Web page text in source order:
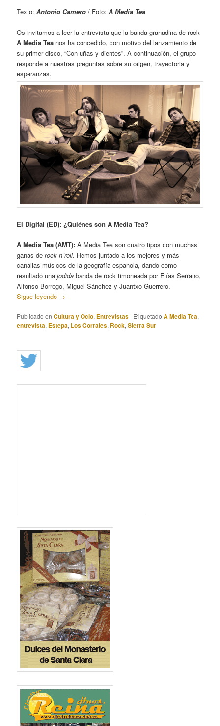
Texto:Antonio Camero / Foto:A Media Tea
Os invitamos a leer la entrevista que la banda granadina de rock
A Media Tea nos ha concedido, con motivo del lanzamiento de
su primer disco, “Con uñas y dientes”. A continuación, el grupo
responde a nuestras preguntas sobre su origen, trayectoria y
esperanzas.
El Digital (ED): ¿Quiénes son A Media Tea?
A Media Tea (AMT): A Media Tea son cuatro tipos con muchas
ganas derock n´roll. Hemos juntado a los mejores y más
canallas músicos de la geografía española, dando como
resultado unajodida banda de rock timoneada por Elías Serrano,
Alfonso Borrego, Miguel Sánchez y Juantxo Guerrero.
Sigue leyendo →
Publicado en Cultura y Ocio, Entrevistas | Etiquetado A Media Tea,
entrevista, Estepa, Los Corrales, Rock,Sierra Sur